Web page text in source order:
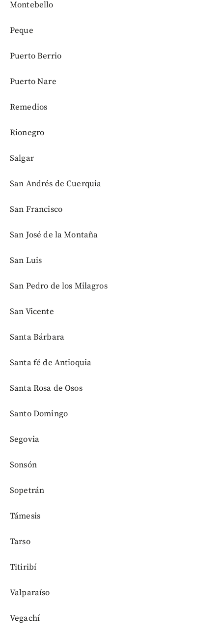
Montebello
Peque
Puerto Berrio
Puerto Nare
Remedios
Rionegro
Salgar
San Andrés de Cuerquia
San Francisco
San José de la Montaña
San Luis
San Pedro de los Milagros
San Vicente
Santa Bárbara
Santa fé de Antioquia
Santa Rosa de Osos
Santo Domingo
Segovia
Sonsón
Sopetrán
Támesis
Tarso
Titiribí
Valparaíso
Vegachí